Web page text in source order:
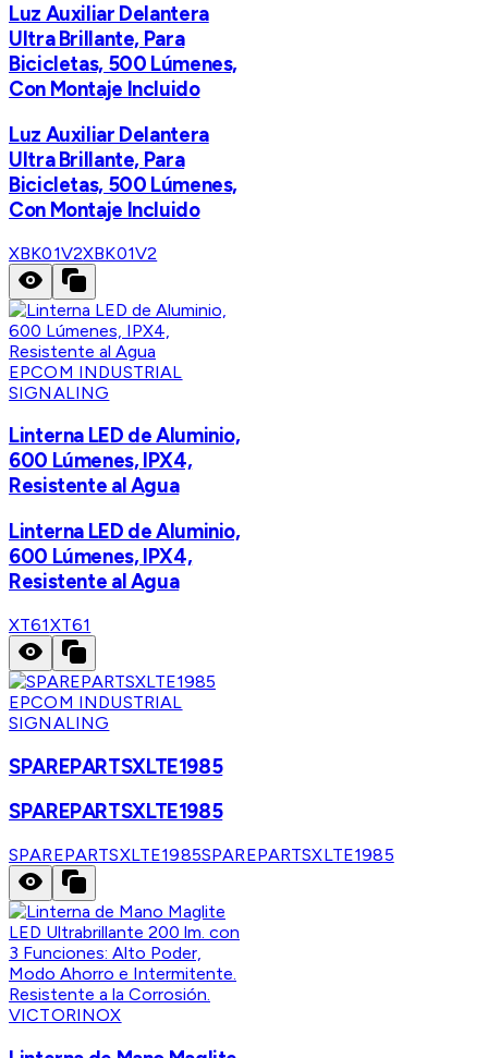
Luz Auxiliar Delantera
Ultra Brillante, Para
Bicicletas, 500 Lúmenes,
Con Montaje Incluido
Luz Auxiliar Delantera
Ultra Brillante, Para
Bicicletas, 500 Lúmenes,
Con Montaje Incluido
XBK01V2XBK01V2
EPCOM INDUSTRIAL
SIGNALING
Linterna LED de Aluminio,
600 Lúmenes, IPX4,
Resistente al Agua
Linterna LED de Aluminio,
600 Lúmenes, IPX4,
Resistente al Agua
XT61XT61
EPCOM INDUSTRIAL
SIGNALING
SPAREPARTSXLTE1985
SPAREPARTSXLTE1985
SPAREPARTSXLTE1985SPAREPARTSXLTE1985
VICTORINOX